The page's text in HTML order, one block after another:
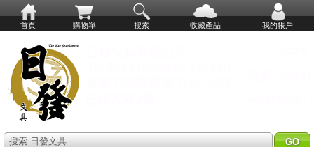
首頁 購物單 搜索 收藏產品 我的帳戶
搜索 日發文具